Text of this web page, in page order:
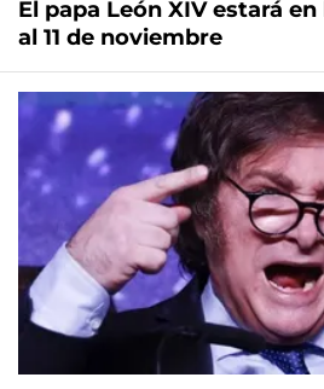
El papa León XIV estará
al 11 de noviembre